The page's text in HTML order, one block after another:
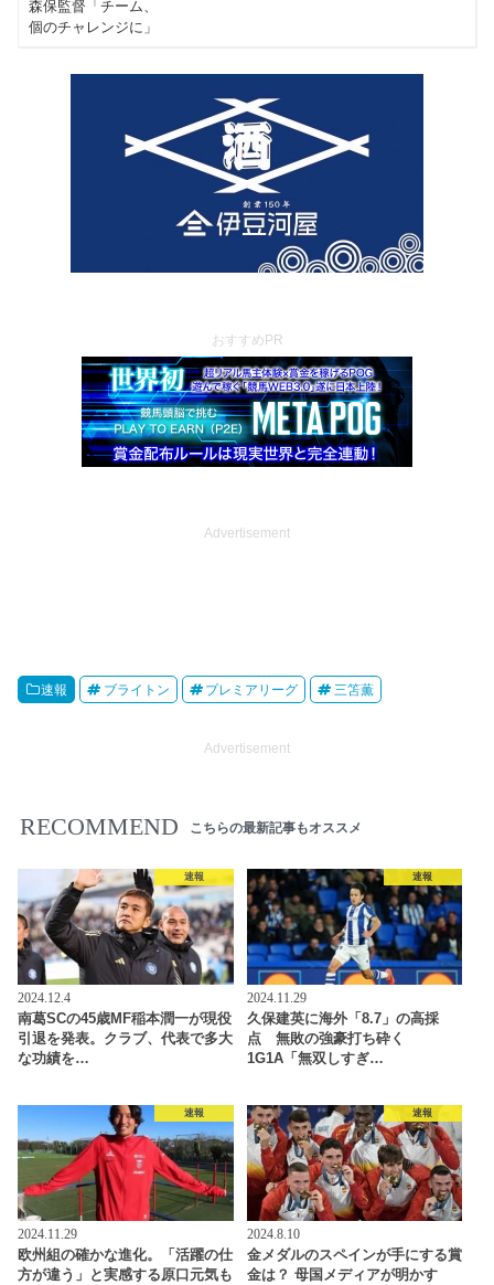
おすすめPR
Advertisement
速報 ブライトン プレミアリーグ 三笘薫
Advertisement
RECOMMEND こちらの最新記事もオススメ
速報
2024.12.4
南葛SCの45歳MF稲本潤一が現役
引退を発表。クラブ、代表で多大
な功績を…
速報
2024.11.29
久保建英に海外「8.7」の高採
点 無敗の強豪打ち砕く
1G1A「無双しすぎ…
速報
2024.11.29
欧州組の確かな進化。「活躍の仕
方が違う」と実感する原口元気も
速報
2024.8.10
金メダルのスペインが手にする賞
金は？ 母国メディアが明かす